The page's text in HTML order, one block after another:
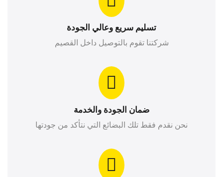
تسليم سريع وعالي الجودة
شركتنا تقوم بالتوصيل داخل القصيم
ضمان الجودة والخدمة
نحن نقدم فقط تلك البضائع التي نتأكد من جودتها